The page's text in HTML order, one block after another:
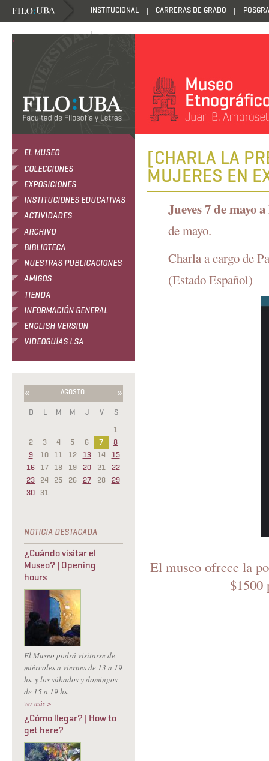
INSTITUCIONAL CARRERAS DE GRADO
DANZANTES DE LA LUZ
.
EL MUSEO
COLECCIONES
EXPOSICIONES
INSTITUCIONES EDUCATIVAS
ACTIVIDADES
ARCHIVO
BIBLIOTECA
NUESTRAS PUBLICACIONES
AMIGOS
TIENDA
INFORMACIÓN GENERAL
ENGLISH VERSION
VIDEOGUÍAS LSA
« AGOSTO »
D L M M J V
S
1
2
3 4 5 6 7
8
9
10 11 12 13 14
15
16 17 18 19 20 21
22
23 24 25 26 27 28
29
30 31
¿Cuándo visitar el
Museo? | Opening
hours
El Museo podrá visitarse de
miércoles a viernes de 13 a 19
hs. y los sábados y domingos
de 15 a 19 hs.
ver más >
¿Cómo llegar? | How to
get here?
[CHARLA LA
MUJERES EN
Jueves 7 de mayo
de mayo.
Charla a cargo de
(Estado Español)
El museo ofrece la
$1500